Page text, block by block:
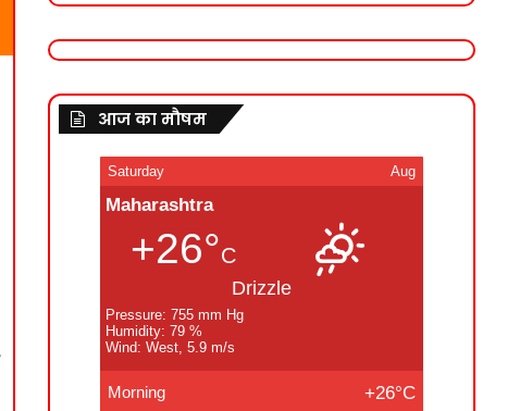
आज का मौषम
Saturday Aug
Maharashtra
+26°C
Drizzle
Pressure: 755 mm Hg
Humidity: 79 %
Wind: West, 5.9 m/s
Morning +26°C